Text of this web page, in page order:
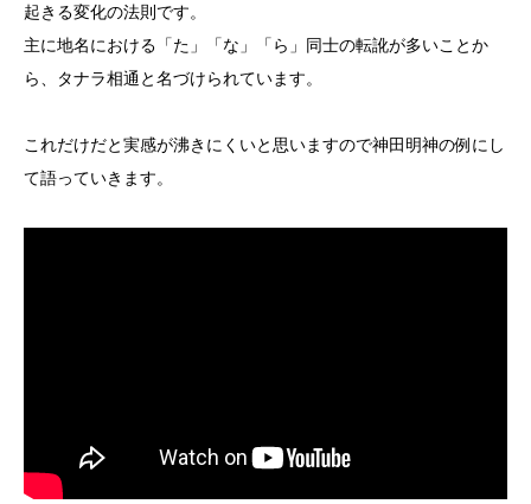
起きる変化の法則です。
主に地名における「た」「な」「ら」同士の転訛が多いことか
ら、タナラ相通と名づけられています。
これだけだと実感が沸きにくいと思いますので神田明神の例にし
て語っていきます。